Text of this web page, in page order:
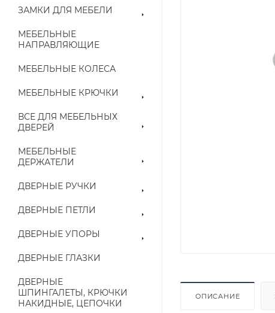
ЗАМКИ ДЛЯ МЕБЕЛИ
МЕБЕЛЬНЫЕ
НАПРАВЛЯЮЩИЕ
МЕБЕЛЬНЫЕ КОЛЕСА
МЕБЕЛЬНЫЕ КРЮЧКИ
ВСЕ ДЛЯ МЕБЕЛЬНЫХ
ДВЕРЕЙ
МЕБЕЛЬНЫЕ
ДЕРЖАТЕЛИ
ДВЕРНЫЕ РУЧКИ
ДВЕРНЫЕ ПЕТЛИ
ДВЕРНЫЕ УПОРЫ
ДВЕРНЫЕ ГЛАЗКИ
ДВЕРНЫЕ
ШПИНГАЛЕТЫ, КРЮЧКИ
НАКИДНЫЕ, ЦЕПОЧКИ
ОПИСАНИЕ